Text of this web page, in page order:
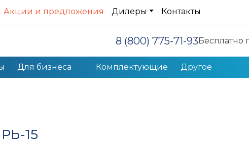
Акции и предложения Дилеры Контакты
8 (800) 775-71-93Бесплатно
Для бизнеса Комплектующие Другое
15